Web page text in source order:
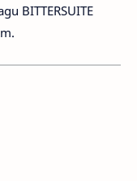
BITTERSUITE